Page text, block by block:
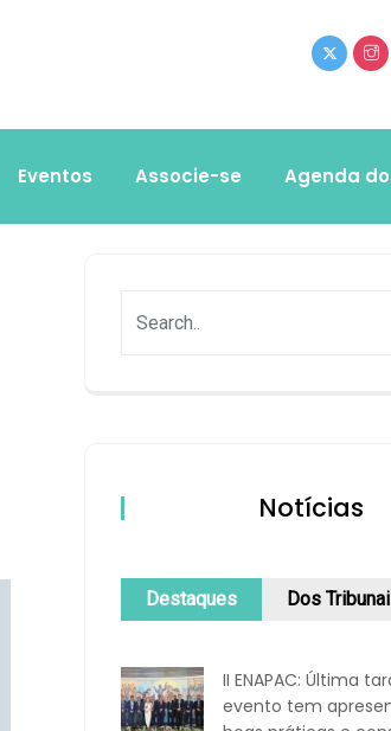
Eventos Associe-se Agenda
Notícias
Destaques Dos
II ENAPAC: Última
evento tem